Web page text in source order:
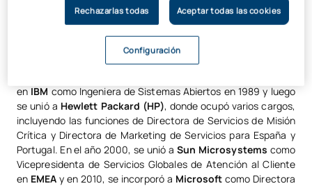
relación de la universidad con todo elecosistema
empresarial, participando en las acciones que posicionen la
Facultad como un referente en el sector ante los estudiantes,
empresas y la comunidad académica.
en IBM como Ingeniera de Sistemas Abiertos en 1989 y luego
se unió a Hewlett Packard (HP), donde ocupó varios cargos,
incluyendo las funciones de Directora de Servicios de Misión
Crítica y Directora de Marketing de Servicios para España y
Portugal. En el año 2000, se unió aSun Microsystems como
Vicepresidenta de Servicios Globales de Atención al Cliente
en EMEA y en 2010, se incorporó a Microsoft como Directora
Rechazarlas todas Aceptar todas las cookies
Configuración